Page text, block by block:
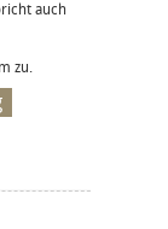
auch
zu.